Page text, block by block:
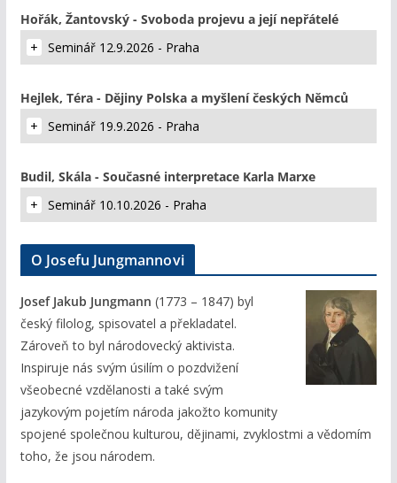
Hořák, Žantovský - Svoboda projevu a její nepřátelé
Seminář 12.9.2026 - Praha
Hejlek, Téra - Dějiny Polska a myšlení českých Němců
Seminář 19.9.2026 - Praha
Budil, Skála - Současné interpretace Karla Marxe
Seminář 10.10.2026 - Praha
O Josefu Jungmannovi
Josef Jakub Jungmann (1773 – 1847) byl
český filolog, spisovatel a překladatel.
Zároveň to byl národovecký aktivista.
Inspiruje nás svým úsilím o pozdvižení
všeobecné vzdělanosti a také svým
jazykovým pojetím národa jakožto komunity
spojené společnou kulturou, dějinami, zvyklostmi a vědomím
toho, že jsou národem.